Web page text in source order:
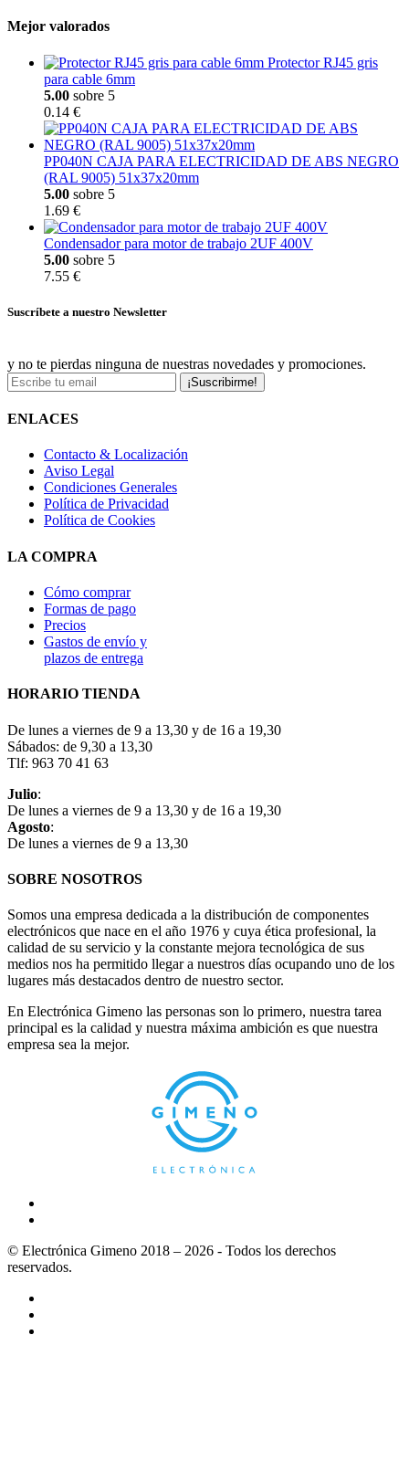
Mejor valorados
Protector RJ45 gris
para cable 6mm
5.00 sobre 5
0.14 €
PP040N CAJA PARA ELECTRICIDAD DE ABS NEGRO
(RAL 9005) 51x37x20mm
5.00 sobre 5
1.69 €
Condensador para motor de trabajo 2UF 400V
5.00 sobre 5
7.55 €
Suscríbete a nuestro Newsletter
y no te pierdas ninguna de nuestras novedades y promociones.
¡Suscribirme!
ENLACES
Contacto & Localización
Aviso Legal
Condiciones Generales
Política de Privacidad
Política de Cookies
LA COMPRA
Cómo comprar
Formas de pago
Precios
Gastos de envío y
plazos de entrega
HORARIO TIENDA
De lunes a viernes de 9 a 13,30 y de 16 a 19,30
Sábados: de 9,30 a 13,30
Tlf: 963 70 41 63
Julio:
De lunes a viernes de 9 a 13,30 y de 16 a 19,30
Agosto:
De lunes a viernes de 9 a 13,30
SOBRE NOSOTROS
Somos una empresa dedicada a la distribución de componentes
electrónicos que nace en el año 1976 y cuya ética profesional, la
calidad de su servicio y la constante mejora tecnológica de sus
medios nos ha permitido llegar a nuestros días ocupando uno de los
lugares más destacados dentro de nuestro sector.
En Electrónica Gimeno las personas son lo primero, nuestra tarea
principal es la calidad y nuestra máxima ambición es que nuestra
empresa sea la mejor.
© Electrónica Gimeno 2018 – 2026 - Todos los derechos
reservados.